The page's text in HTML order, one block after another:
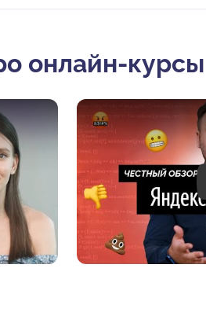
онлайн-курсы